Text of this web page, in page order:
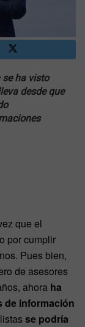
ha visto
desde que
que el
por cumplir
Pues bien,
de asesores
ahora ha
de información
se podría